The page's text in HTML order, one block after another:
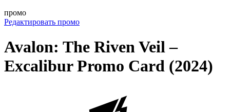
промо
Редактировать промо
Avalon: The Riven Veil –
Excalibur Promo Card (2024)